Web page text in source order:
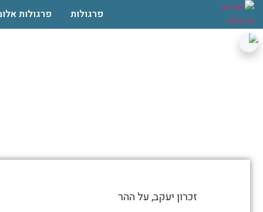
פרגולות פרגולות
התמונותזכרון יעקב, על ההר